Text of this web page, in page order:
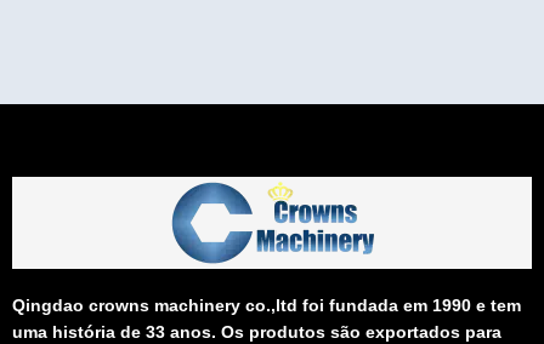
Qingdao crowns machinery co.,ltd foi fundada em 1990 e tem
uma história de 33 anos. Os produtos são exportados para